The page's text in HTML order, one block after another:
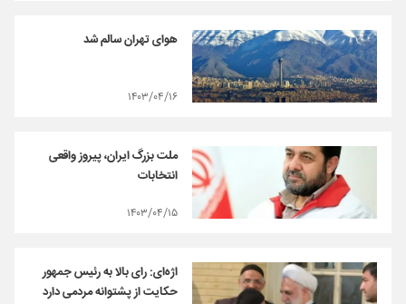
هوای تهران سالم شد
۱۴۰۳/۰۴/۱۶
ملت بزرگ ایران، پیروز واقعی
انتخابات
۱۴۰۳/۰۴/۱۵
اژه‌ای: رای بالا به رئیس جمهور
حکایت از پشتوانه مردمی دارد